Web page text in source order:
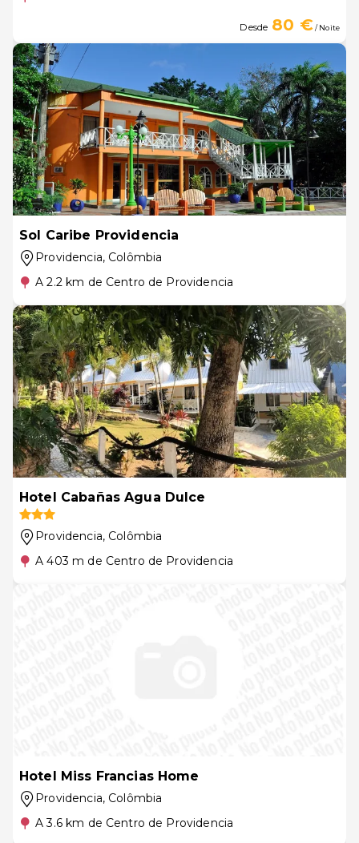
Desde 80 €/ Noite
Sol Caribe Providencia
Providencia, Colômbia
A 2.2 km de Centro de Providencia
Hotel Cabañas Agua Dulce
Providencia, Colômbia
A 403 m de Centro de Providencia
Hotel Miss Francias Home
Providencia, Colômbia
A 3.6 km de Centro de Providencia